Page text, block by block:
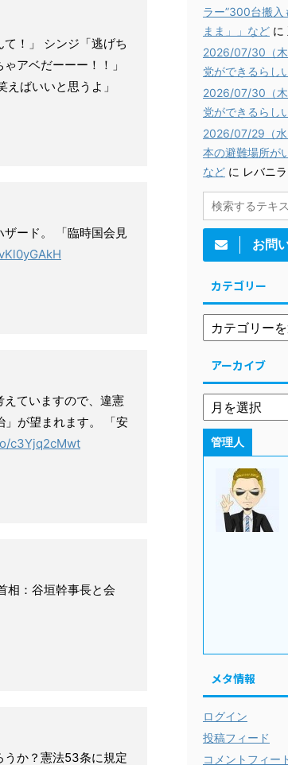
！」 シンジ「逃げち
アベだーーー！！」
ばいいと思うよ」
ザード。 「臨時国会見
ていますので、違憲
が望まれます。 「安
c3Yjq2cMwt
相：谷垣幹事長と会
うか？憲法53条に規定
ラー”300台搬入
まま」」など に
2026/07/30（木
党ができるらし
2026/07/30（木
党ができるらし
2026/07/29（水
本の避難場所が
など に レバニラ
お問
カテゴリー
アーカイブ
管理人
メタ情報
ログイン
投稿フィード
コメントフィー